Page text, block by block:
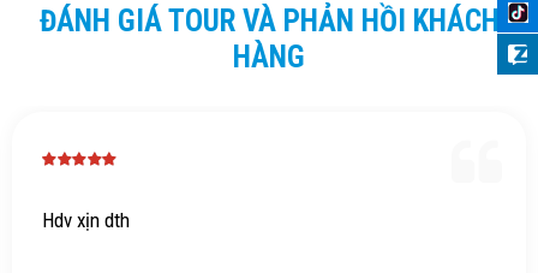
ĐÁNH GIÁ TOUR VÀ PHẢN HỒI KHÁCH
HÀNG
Hdv xịn dth